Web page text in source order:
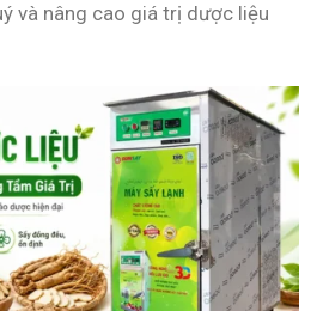
và nâng cao giá trị dược liệu